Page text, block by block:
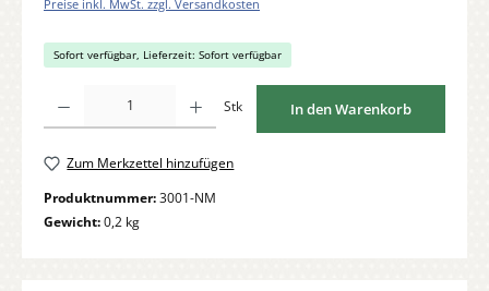
Preise inkl. MwSt. zzgl. Versandkosten
Sofort verfügbar, Lieferzeit: Sofort verfügbar
Stk In den Warenkorb
Zum Merkzettel hinzufügen
Produktnummer:3001-NM
Gewicht:0,2 kg